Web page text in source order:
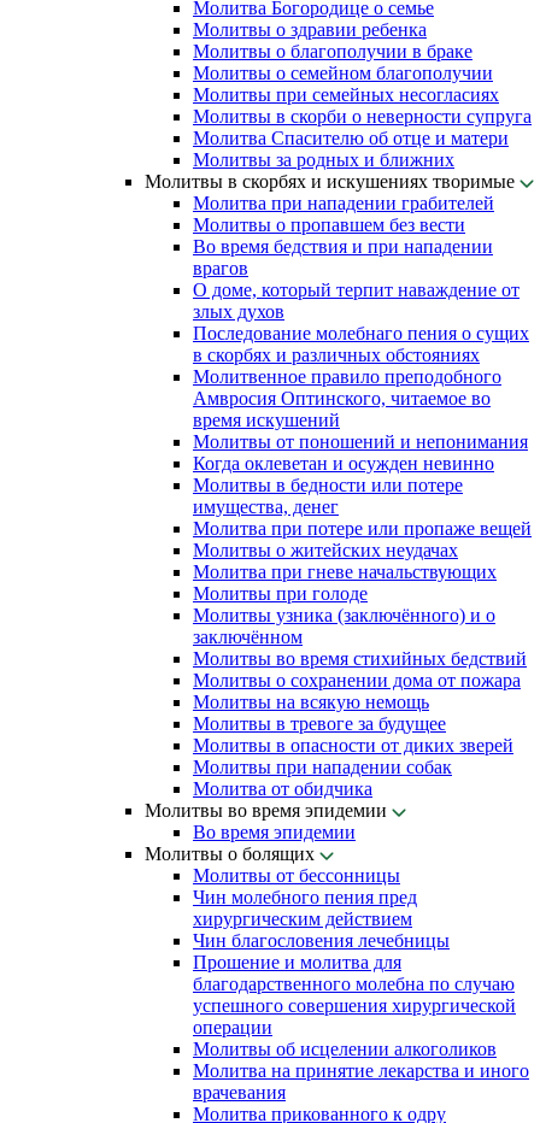
Молитва Богородице о семье
Молитвы о здравии ребенка
Молитвы о благополучии в браке
Молитвы о семейном благополучии
Молитвы при семейных несогласиях
Молитвы в скорби о неверности супруга
Молитва Спасителю об отце и матери
Молитвы за родных и ближних
Молитвы в скорбях и искушениях творимые
Молитва при нападении грабителей
Молитвы о пропавшем без вести
Во время бедствия и при нападении
врагов
О доме, который терпит наваждение от
злых духов
Последование молебнаго пения о сущих
в скорбях и различных обстояниях
Молитвенное правило преподобного
Амвросия Оптинского, читаемое во
время искушений
Молитвы от поношений и непонимания
Когда оклеветан и осужден невинно
Молитвы в бедности или потере
имущества, денег
Молитва при потере или пропаже вещей
Молитвы о житейских неудачах
Молитва при гневе начальствующих
Молитвы при голоде
Молитвы узника (заключённого) и о
заключённом
Молитвы во время стихийных бедствий
Молитвы о сохранении дома от пожара
Молитвы на всякую немощь
Молитвы в тревоге за будущее
Молитвы в опасности от диких зверей
Молитвы при нападении собак
Молитва от обидчика
Молитвы во время эпидемии
Во время эпидемии
Молитвы о болящих
Молитвы от бессонницы
Чин молебного пения пред
хирургическим действием
Чин благословения лечебницы
Прошение и молитва для
благодарственного молебна по случаю
успешного совершения хирургической
операции
Молитвы об исцелении алкоголиков
Молитва на принятие лекарства и иного
врачевания
Молитва прикованного к одру